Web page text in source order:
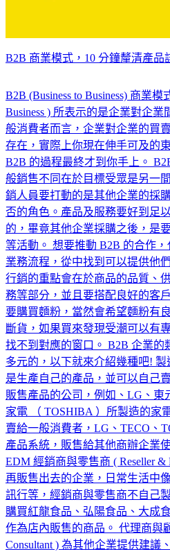
B2B 商業模式，10 分鐘釐清產品
B2B (Business to Business) 商業模
Business ) 所表示的是企業對企
般消費者而言，企業對企業的買
存在，實際上你現在伸手可及的
B2B 的過程最終才到你手上。
般銷售不同在於目標受眾是另一
銷人員要打動的是其他企業的採
否的角色。產品及服務要好到足
的，畢竟其他企業採購之後，是
等活動。 想要推動 B2B 的合作
業務流程，從中找到可以提供他
行銷的重點會在於商品的品質、
務等部分，並且要搭配良好的客
要購買麵粉，當然會希望麵粉有
斷貨，如果買來發現受潮可以有
找不到對應的窗口。 B2B 企業的
多元的，以下就來介紹幾種吧! 製
是生產自己的產品，並可以自己
販售產品的公司，例如、LG、東
家電 （ TOSHIBA ）所製造的家
賣給一般消費者，LG、TECO、
產品系統，販售給其他商辦企業
EDM 經銷商與零售商 ( Reseller &
再販售出去的企業，日常生活中
訊行等，經銷商與零售商不自己
購買紅龍食品、弘陽食品、大成
作為店內販售的商品。 代理商與
Consultant ) 為其他企業提供建議